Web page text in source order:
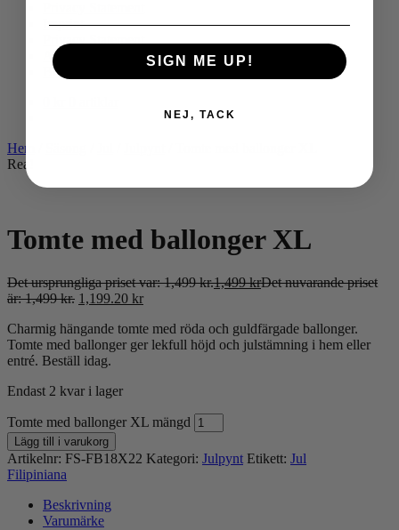
Imprint
Alla Hjärtans Dag
Bokning i Ramverkstan
Hem
Rea!
Tomte med ballonger XL
Det ursprungliga priset var: 1,499 kr.1,499krDet nuvarande priset
är: 1,499 kr. 1,199.20 kr
Charmig hängande tomte med röda och guldfärgade ballonger.
Tomte med ballonger ger lekfull höjd och julstämning i hem eller
entré. Beställ idag.
Endast 2 kvar i lager
Tomte med ballonger XL mängd
Lägg till i varukorg
Artikelnr: FS-FB18X22 Kategori: Julpynt Etikett: Jul
Filipiniana
Beskrivning
Varumärke
SIGN ME UP!
NEJ, TACK